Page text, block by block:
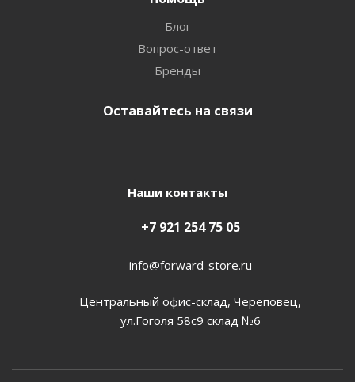
Блог
Вопрос-ответ
Бренды
Оставайтесь на связи
Наши контакты
+7 921 254 75 05
info@forward-store.ru
Центральный офис-склад, Череповец,
ул.Гоголя 58с9 склад №6